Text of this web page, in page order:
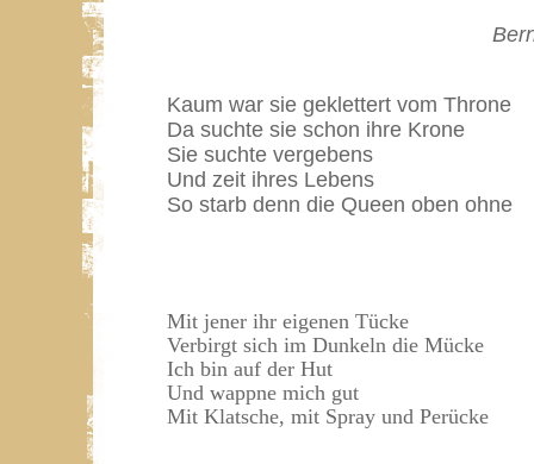
Kaum war sie geklettert vom Throne
Da suchte sie schon ihre Krone
Sie suchte vergebens
Und zeit ihres Lebens
So starb denn die Queen oben ohne
Mit jener ihr eigenen Tücke
Verbirgt sich im Dunkeln die Mücke
Ich bin auf der Hut
Und wappne mich gut
Mit Klatsche, mit Spray und Perücke